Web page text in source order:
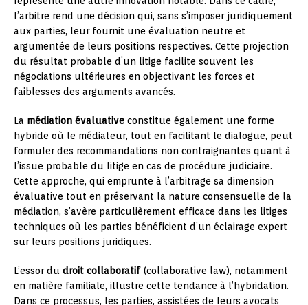
l’arbitre rend une décision qui, sans s’imposer juridiquement
aux parties, leur fournit une évaluation neutre et
argumentée de leurs positions respectives. Cette projection
du résultat probable d’un litige facilite souvent les
négociations ultérieures en objectivant les forces et
faiblesses des arguments avancés.
La médiation évaluative constitue également une forme
hybride où le médiateur, tout en facilitant le dialogue, peut
formuler des recommandations non contraignantes quant à
l’issue probable du litige en cas de procédure judiciaire.
Cette approche, qui emprunte à l’arbitrage sa dimension
évaluative tout en préservant la nature consensuelle de la
médiation, s’avère particulièrement efficace dans les litiges
techniques où les parties bénéficient d’un éclairage expert
sur leurs positions juridiques.
L’essor du droit collaboratif(collaborative law), notamment
en matière familiale, illustre cette tendance à l’hybridation.
Dans ce processus, les parties, assistées de leurs avocats